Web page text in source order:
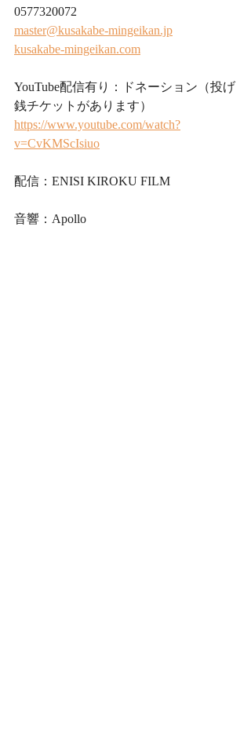
0577320072
master@kusakabe-mingeikan.jp
kusakabe-mingeikan.com
YouTube配信有り：ドネーション（投げ
銭チケットがあります）
https://www.youtube.com/watch?
v=CvKMScIsiuo
配信：ENISI KIROKU FILM
音響：Apollo